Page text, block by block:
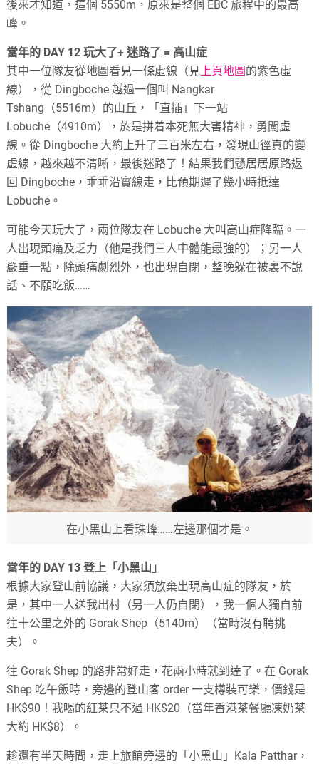
後來才知道，這個 5550m，原來是整個 EBC 旅程中的最高
峰。
當年的 DAY 12 玩大了+ 迷路了 = 高山症
其中一位隊友從地圖看見一條虛線（見上頁地圖 的紫色虛
線），從 Dingboche 越過一個叫 Nangkar
Tshang（5516m）的山丘，「直插」下一站
Lobuche（4910m），於是拼着本死無大害精神，勇闖虛
線。從 Dingboche 大約上升了三百米左右，發現山徑真的變
虛線，越來越不清晰，最後迷路了！結果我們戇居居原路返
回 Dingboche，乖乖沿實線走，比預期遲了幾小時抵達
Lobuche。
可能今天玩大了，兩位隊友在 Lobuche 大叫高山症降臨。一
人出現頭痛及乏力（他是我們三人中體能最強的）；另一人
嚴重一點，除頭痛劇烈外，也出現自閉，整晚躲在被裏不說
話、不願吃飯……
在小黑山上看珠峰……左邊那個才是。
當年的 DAY 13 登上「小黑山」
根據大家登山前協議，大家須放棄出現高山症的隊友，於
是，其中一人送我出村（另一人仍自閉），我一個人獨自前
往十公里之外的 Gorak Shep（5140m）（當時沒有聘挑
夫）。
往 Gorak Shep 的路非常好走，花兩小時就到達了。在 Gorak
Shep 吃午飯時，旁邊的登山客 order 一支樽裝可樂，價錢是
HK$90！我喝的紅茶只不過 HK$20（當年香港茶餐廳凍奶茶
大約 HK$8）。
趁還有半天時間，走上旅館旁邊的「小黑山」Kala Patthar，